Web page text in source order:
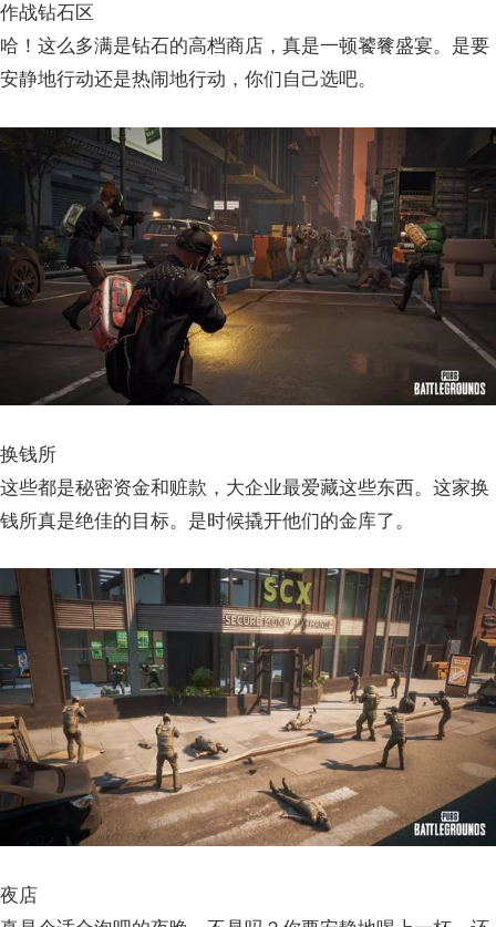
作战钻石区
哈！这么多满是钻石的高档商店，真是一顿饕餮盛宴。是要
安静地行动还是热闹地行动，你们自己选吧。
换钱所
这些都是秘密资金和赃款，大企业最爱藏这些东西。这家换
钱所真是绝佳的目标。是时候撬开他们的金库了。
夜店